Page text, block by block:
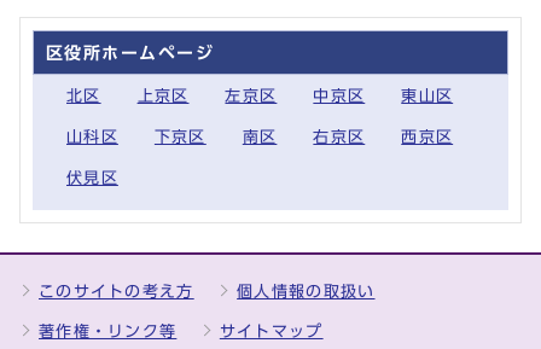
区役所ホームページ
北区 上京区 左京区 中京区 東山区
山科区 下京区 南区 右京区 西京区
伏見区
このサイトの考え方 個人情報の取扱い
著作権・リンク等 サイトマップ